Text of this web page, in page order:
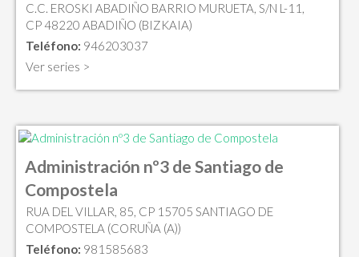
C.C. EROSKI ABADIÑO BARRIO MURUETA, S/N L-11,
CP 48220 ABADIÑO (BIZKAIA)
Teléfono: 946203037
Ver series >
Administración nº3 de Santiago de
Compostela
RUA DEL VILLAR, 85, CP 15705 SANTIAGO DE
COMPOSTELA (CORUÑA (A))
Teléfono: 981585683